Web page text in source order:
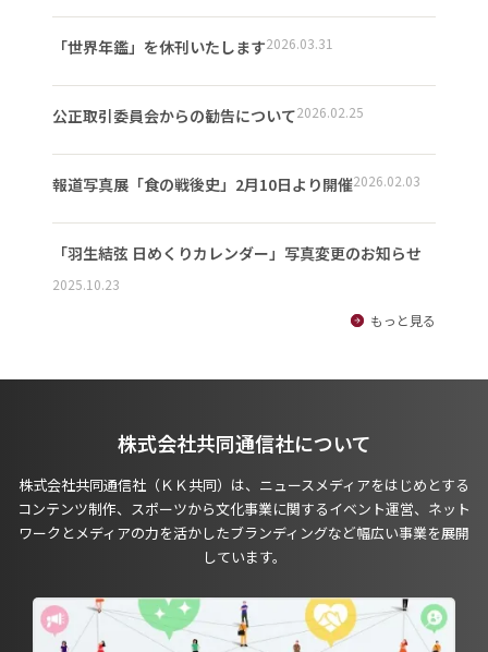
「世界年鑑」を休刊いたします2026.03.31
公正取引委員会からの勧告について2026.02.25
報道写真展「食の戦後史」2月10日より開催2026.02.03
「羽生結弦 日めくりカレンダー」写真変更のお知らせ
2025.10.23
もっと見る
株式会社共同通信社について
株式会社共同通信社（ＫＫ共同）は、ニュースメディアをはじめとする
コンテンツ制作、スポーツから文化事業に関するイベント運営、ネット
ワークとメディアの力を活かしたブランディングなど幅広い事業を展開
しています。